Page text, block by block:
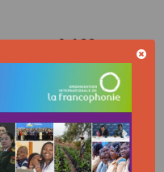
en chiffres